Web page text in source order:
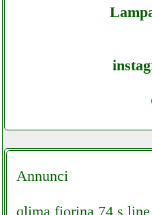
Annunci
qlima fiorina 74 s line